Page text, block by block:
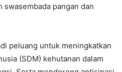
pangan dan
peluang untuk meningkatkan
(SDM) kehutanan dalam